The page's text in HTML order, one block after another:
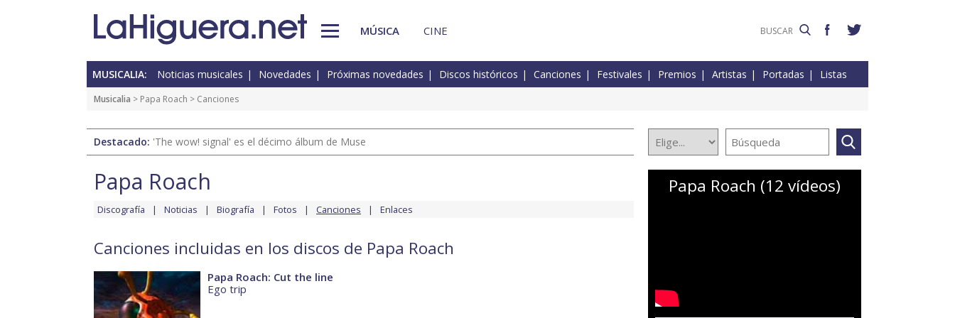
MÚSICA CINE
MUSICALIA: Noticias musicales Novedades Próximas novedades Discos históricos Canciones Festivales Premios Artistas Portadas Listas
Musicalia > Papa Roach > Canciones
Destacado: 'The wow! signal' es el décimo álbum de Muse
Papa Roach
Discografía Noticias Biografía Fotos Canciones Enlaces
Canciones incluidas en los discos de Papa Roach
Papa Roach: Cut the line
Ego trip
Papa Roach (12 vídeos)